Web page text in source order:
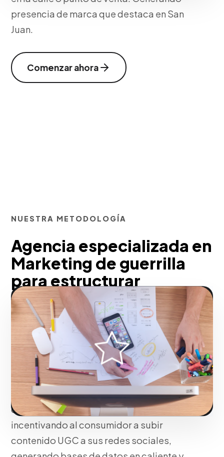
presencia de marca que destaca en San
Juan.
Comenzar ahora
NUESTRA METODOLOGÍA
Agencia especializada en
Marketing de guerrilla
para estructurar
recordación directa con
el público para San Juan
En nuestra agencia, rompemos la barrera
del escepticismo en internet a través de
la interacción física. Estas experiencias
de alto efecto detonan la amplificación
orgánica viral (Word-of-Mouth],
incentivando al consumidor a subir
contenido UGC a sus redes sociales,